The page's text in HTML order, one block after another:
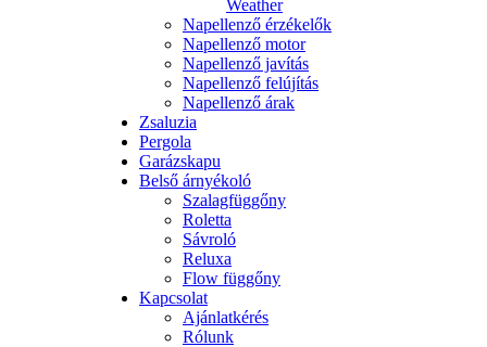
Weather
Napellenző érzékelők
Napellenző motor
Napellenző javítás
Napellenző felújítás
Napellenző árak
Zsaluzia
Pergola
Garázskapu
Belső árnyékoló
Szalagfüggőny
Roletta
Sávroló
Reluxa
Flow függőny
Kapcsolat
Ajánlatkérés
Rólunk